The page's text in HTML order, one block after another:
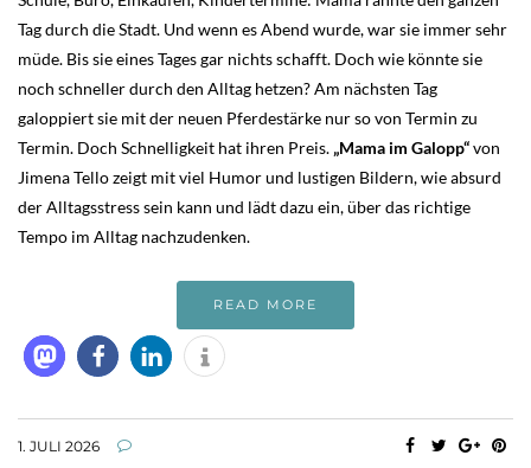
Tag durch die Stadt. Und wenn es Abend wurde, war sie immer sehr
müde. Bis sie eines Tages gar nichts schafft. Doch wie könnte sie
noch schneller durch den Alltag hetzen? Am nächsten Tag
galoppiert sie mit der neuen Pferdestärke nur so von Termin zu
Termin. Doch Schnelligkeit hat ihren Preis. „Mama im Galopp“von
Jimena Tello zeigt mit viel Humor und lustigen Bildern, wie absurd
der Alltagsstress sein kann und lädt dazu ein, über das richtige
Tempo im Alltag nachzudenken.
READ MORE
1. JULI 2026